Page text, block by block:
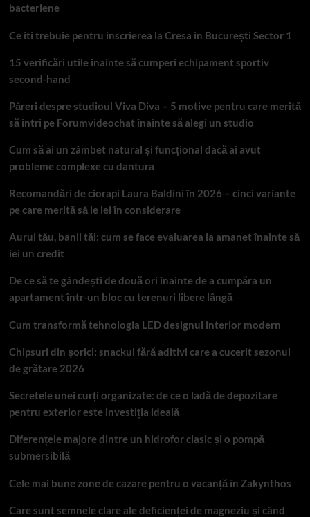
bacteriene
Ce iti trebuie pentru inscrierea la Cresa in București Sector 1
15 verificări utile înainte să cumperi echipament sportiv
second-hand
Păreri despre studioul Viva Diva – 5 motive pentru care merită
să intri pe Forumvideochat înainte să alegi un studio
Cum să ai un zâmbet natural și funcțional dacă ai avut
probleme complexe cu dantura
Recomandări de ciorapi Laura Baldini în 2026 – cinci variante
pe care merită să le iei în considerare
Aurul tău, banii tăi: cum se face evaluarea la amanet înainte să
iei un credit
De ce să te gândești de două ori înainte de a cumpăra un
apartament într-un bloc cu terenuri libere lângă
Cum transformă tehnologia LED designul interior modern
Chipsuri din șorici: snackul fără aditivi care a cucerit sezonul
de grătare 2026
Secretele unei curți organizate: de ce o ladă de depozitare
pentru exterior este investiția ideală
Diferențele majore dintre un hidrofor clasic și o pompă
submersibilă
Cele mai bune zone de cazare pentru o vacanță în Zakynthos
Care sunt semnele clare ale deficienței de magneziu și când